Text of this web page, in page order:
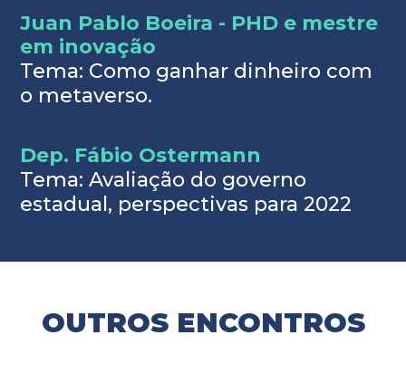
Juan Pablo Boeira - PHD e mestre
em inovação
Tema: Como ganhar dinheiro com
o metaverso.
Dep. Fábio Ostermann
Tema: Avaliação do governo
estadual, perspectivas para 2022
OUTROS ENCONTROS